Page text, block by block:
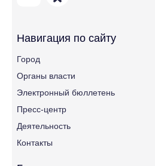
Навигация по сайту
Город
Органы власти
Электронный бюллетень
Пресс-центр
Деятельность
Контакты